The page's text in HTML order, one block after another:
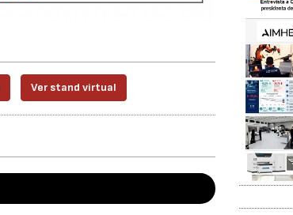
Ver stand virtual